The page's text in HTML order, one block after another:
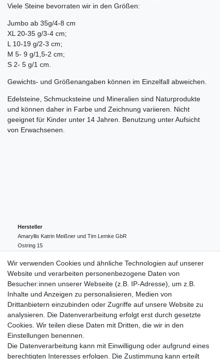
Viele Steine bevorraten wir in den Größen:
Jumbo ab 35g/4-8 cm
XL 20-35 g/3-4 cm;
L 10-19 g/2-3 cm;
M 5- 9 g/1,5-2 cm;
S 2- 5 g/1 cm.
Gewichts- und Größenangaben können im Einzelfall abweichen.
Edelsteine, Schmucksteine und Mineralien sind Naturprodukte
und können daher in Farbe und Zeichnung variieren. Nicht
geeignet für Kinder unter 14 Jahren. Benutzung unter Aufsicht
von Erwachsenen.
Hersteller
Amaryllis Katrin Meißner und Tim Lemke GbR
Ostring 15
004943548099856
amaryllis-eckernfoerde@t-online.de
EU-Verantwortlicher
Amaryllis Katrin Meißner und Tim Lemke GbR
Ostring
15
004943548099856
amaryllis-eckernfoerde@t-online.de
Wir verwenden Cookies und ähnliche Technologien auf unserer
Website und verarbeiten personenbezogene Daten von
Besucher:innen unserer Webseite (z.B. IP-Adresse), um z.B.
Inhalte und Anzeigen zu personalisieren, Medien von
Drittanbietern einzubinden oder Zugriffe auf unsere Website zu
analysieren. Die Datenverarbeitung erfolgt erst durch gesetzte
Cookies. Wir teilen diese Daten mit Dritten, die wir in den
Einstellungen benennen.
Die Datenverarbeitung kann mit Einwilligung oder aufgrund eines
berechtigten Interesses erfolgen. Die Zustimmung kann erteilt